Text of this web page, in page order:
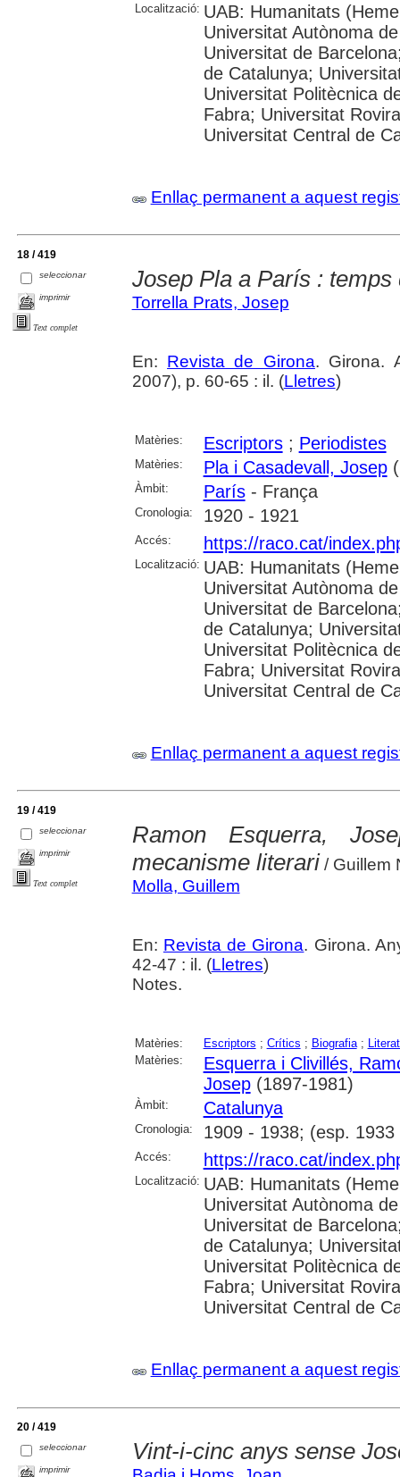
Localització: UAB: Humanitats
Universitat Autònoma
Universitat de
de Catalunya;
Universitat Politècnica
Fabra; Universitat
Universitat Central de
Enllaç permanent a aquest
18 / 419
seleccionar
imprimir
Text complet
Josep Pla a París : temps
Torrella Prats, Josep
En: Revista de Girona. Girona.
2007), p. 60-65 : il. (Lletres)
Matèries: Escriptors; Periodistes
Matèries: Pla i Casadevall, Josep
Àmbit: París- França
Cronologia: 1920 - 1921
Accés: https://raco.cat/
Localització: UAB: Humanitats
Universitat Autònoma
Universitat de
de Catalunya;
Universitat Politècnica
Fabra; Universitat
Universitat Central de
Enllaç permanent a aquest
19 / 419
seleccionar
imprimir
Text complet
Ramon Esquerra,
mecanisme literari/ Guillem
Molla, Guillem
En: Revista de Girona. Girona.
42-47 : il. (Lletres)
Notes.
Matèries: Escriptors ; Crítics ; Biografia;
Matèries:
Esquerra i Clivillés,
Josep(1897-1981)
Àmbit: Catalunya
Cronologia: 1909 - 1938; (esp. 1933
Accés: https://raco.cat/
Localització: UAB: Humanitats
Universitat Autònoma
Universitat de
de Catalunya;
Universitat Politècnica
Fabra; Universitat
Universitat Central de
Enllaç permanent a aquest
20 / 419
seleccionar
imprimir
Vint-i-cinc anys sense